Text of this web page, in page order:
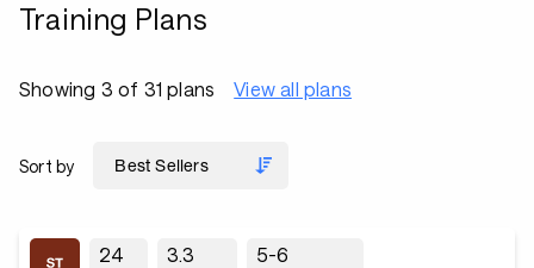
Training Plans
Showing 3 of 31 plans View all plans
Sort by
24 3.3 5-6